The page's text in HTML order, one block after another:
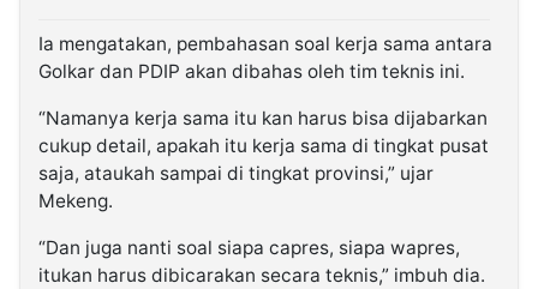
Ia mengatakan, pembahasan soal kerja sama antara
Golkar dan PDIP akan dibahas oleh tim teknis ini.
“Namanya kerja sama itu kan harus bisa dijabarkan
cukup detail, apakah itu kerja sama di tingkat pusat
saja, ataukah sampai di tingkat provinsi,” ujar
Mekeng.
“Dan juga nanti soal siapa capres, siapa wapres,
itukan harus dibicarakan secara teknis,” imbuh dia.